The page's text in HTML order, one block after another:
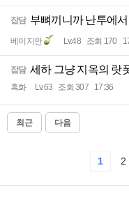
잡담 부뼈끼니까 난투에
베이지안 Lv.48 조회 170
잡담 세하 그냥 지옥의 랏
흑화 Lv.63 조회 307 17:36
최근 다음
1 2